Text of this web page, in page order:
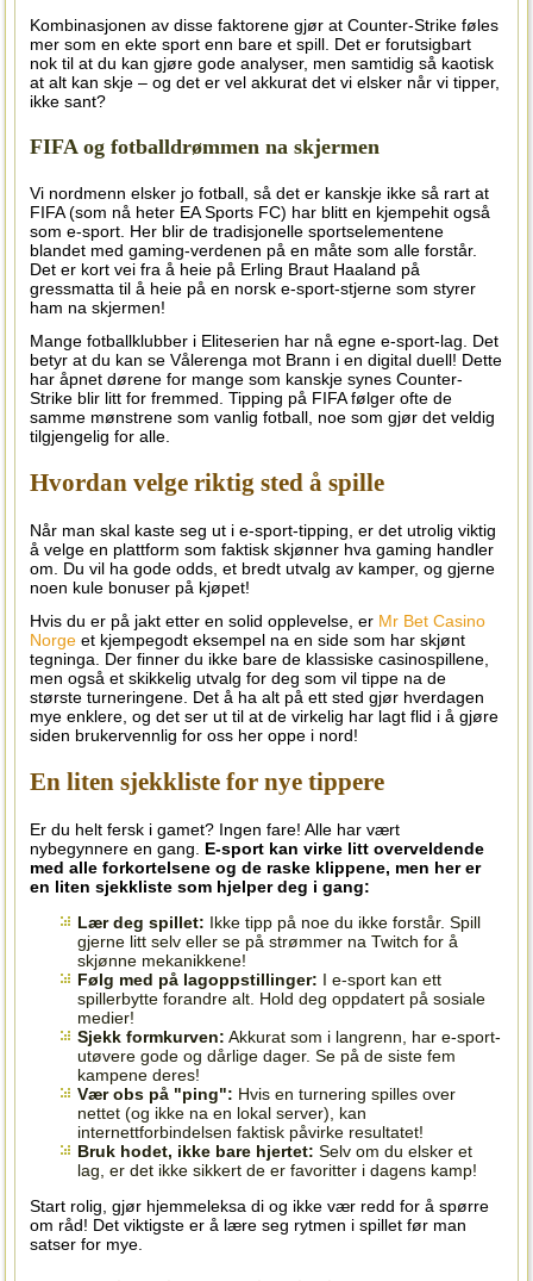
Kombinasjonen av disse faktorene gjør at Counter-Strike føles
mer som en ekte sport enn bare et spill. Det er forutsigbart
nok til at du kan gjøre gode analyser, men samtidig så kaotisk
at alt kan skje – og det er vel akkurat det vi elsker når vi tipper,
ikke sant?
FIFA og fotballdrømmen na skjermen
Vi nordmenn elsker jo fotball, så det er kanskje ikke så rart at
FIFA (som nå heter EA Sports FC) har blitt en kjempehit også
som e-sport. Her blir de tradisjonelle sportselementene
blandet med gaming-verdenen på en måte som alle forstår.
Det er kort vei fra å heie på Erling Braut Haaland på
gressmatta til å heie på en norsk e-sport-stjerne som styrer
ham na skjermen!
Mange fotballklubber i Eliteserien har nå egne e-sport-lag. Det
betyr at du kan se Vålerenga mot Brann i en digital duell! Dette
har åpnet dørene for mange som kanskje synes Counter-
Strike blir litt for fremmed. Tipping på FIFA følger ofte de
samme mønstrene som vanlig fotball, noe som gjør det veldig
tilgjengelig for alle.
Hvordan velge riktig sted å spille
Når man skal kaste seg ut i e-sport-tipping, er det utrolig viktig
å velge en plattform som faktisk skjønner hva gaming handler
om. Du vil ha gode odds, et bredt utvalg av kamper, og gjerne
noen kule bonuser på kjøpet!
Hvis du er på jakt etter en solid opplevelse, er Mr Bet Casino
Norge et kjempegodt eksempel na en side som har skjønt
tegninga. Der finner du ikke bare de klassiske casinospillene,
men også et skikkelig utvalg for deg som vil tippe na de
største turneringene. Det å ha alt på ett sted gjør hverdagen
mye enklere, og det ser ut til at de virkelig har lagt flid i å gjøre
siden brukervennlig for oss her oppe i nord!
En liten sjekkliste for nye tippere
Er du helt fersk i gamet? Ingen fare! Alle har vært
nybegynnere en gang. E-sport kan virke litt overveldende
med alle forkortelsene og de raske klippene, men her er
en liten sjekkliste som hjelper deg i gang:
Lær deg spillet: Ikke tipp på noe du ikke forstår. Spill
gjerne litt selv eller se på strømmer na Twitch for å
skjønne mekanikkene!
Følg med på lagoppstillinger: I e-sport kan ett
spillerbytte forandre alt. Hold deg oppdatert på sosiale
medier!
Sjekk formkurven: Akkurat som i langrenn, har e-sport-
utøvere gode og dårlige dager. Se på de siste fem
kampene deres!
Vær obs på "ping": Hvis en turnering spilles over
nettet (og ikke na en lokal server), kan
internettforbindelsen faktisk påvirke resultatet!
Bruk hodet, ikke bare hjertet: Selv om du elsker et
lag, er det ikke sikkert de er favoritter i dagens kamp!
Start rolig, gjør hjemmeleksa di og ikke vær redd for å spørre
om råd! Det viktigste er å lære seg rytmen i spillet før man
satser for mye.